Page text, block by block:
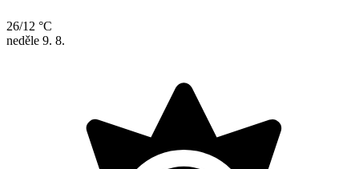
26/12 °C
neděle 9. 8.